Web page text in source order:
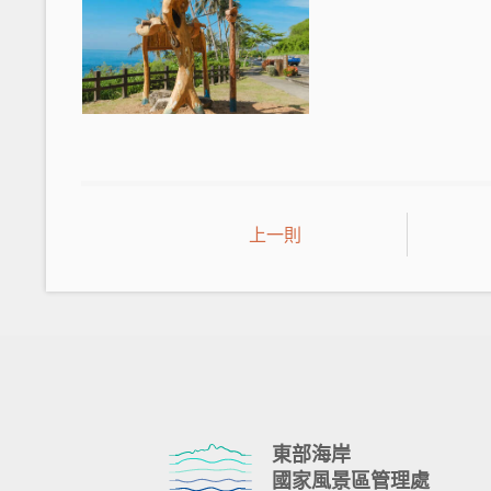
上一則
東部海岸
國家風景區管理處